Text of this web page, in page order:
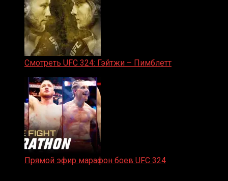
Смотреть UFC 324: Гэйтжи – Пимблетт
Прямой эфир марафон боев UFC 324